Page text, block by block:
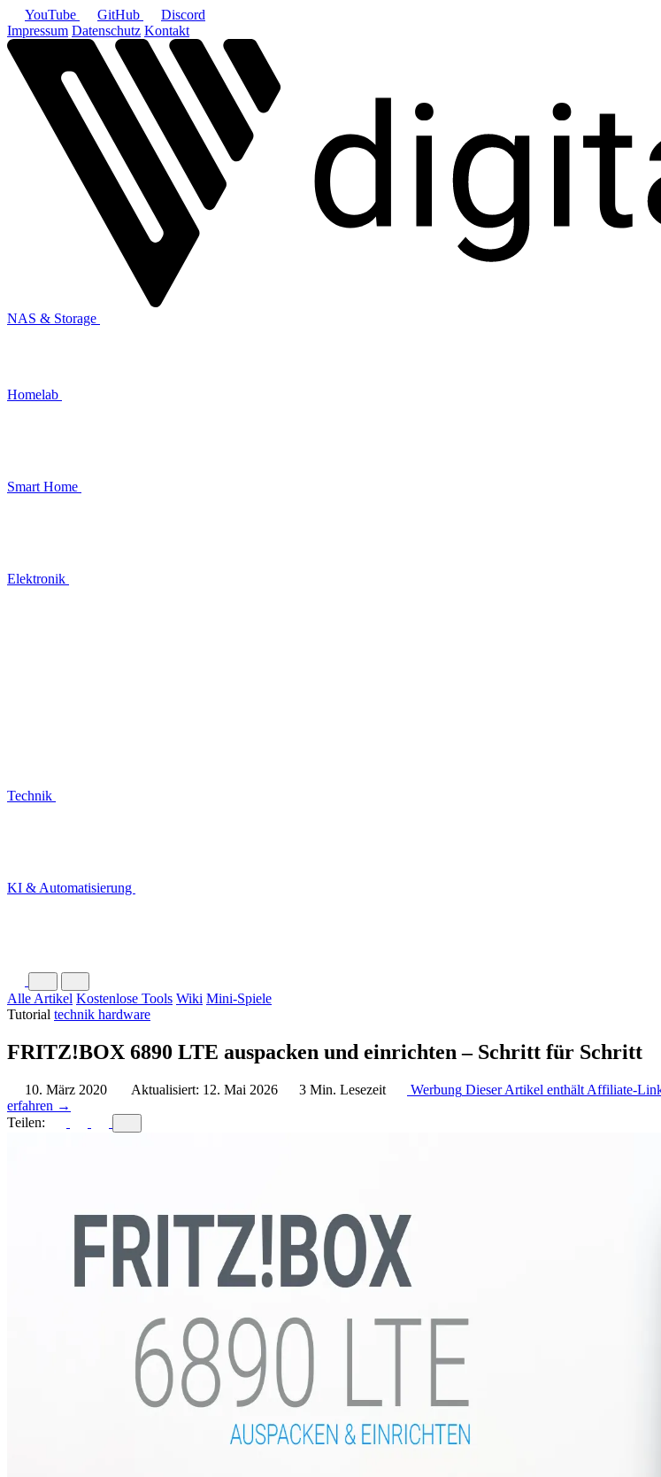
YouTube GitHub
Discord
Impressum Datenschutz Kontakt
NAS & Storage
Homelab
Smart Home
Elektronik
Technik
KI & Automatisierung
Alle Artikel Kostenlose Tools Wiki Mini-Spiele
Tutorial technik hardware
FRITZ!BOX 6890 LTE auspacken und einrichten – Schritt für Schritt
10. März 2020 Aktualisiert: 12. Mai 2026 3 Min. Lesezeit Werbung Dieser Artikel enthält Affiliate-
erfahren →
Teilen: